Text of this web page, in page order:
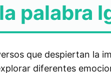
palabra
que despiertan la
diferentes